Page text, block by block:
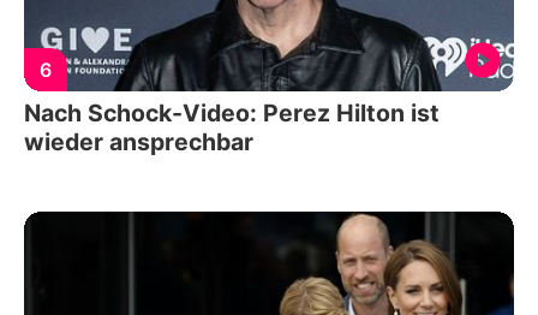
6
Nach Schock-Video: Perez Hilton ist
wieder ansprechbar